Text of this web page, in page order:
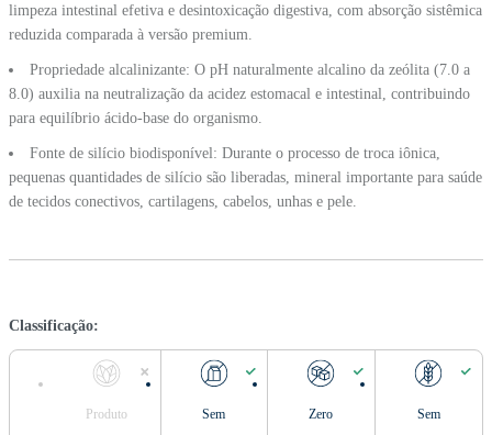
limpeza intestinal efetiva e desintoxicação digestiva, com absorção sistêmica
reduzida comparada à versão premium.
Propriedade alcalinizante: O pH naturalmente alcalino da zeólita (7.0 a
8.0) auxilia na neutralização da acidez estomacal e intestinal, contribuindo
para equilíbrio ácido-base do organismo.
Fonte de silício biodisponível: Durante o processo de troca iônica,
pequenas quantidades de silício são liberadas, mineral importante para saúde
de tecidos conectivos, cartilagens, cabelos, unhas e pele.
Classificação:
Produto
Sem
Zero
Sem